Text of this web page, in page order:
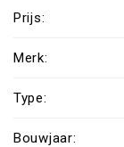
Prijs:
Merk:
Type:
Bouwjaar: